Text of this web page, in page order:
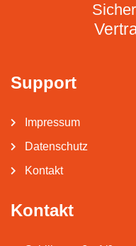
Support
Impressum
Datenschutz
Kontakt
Kontakt